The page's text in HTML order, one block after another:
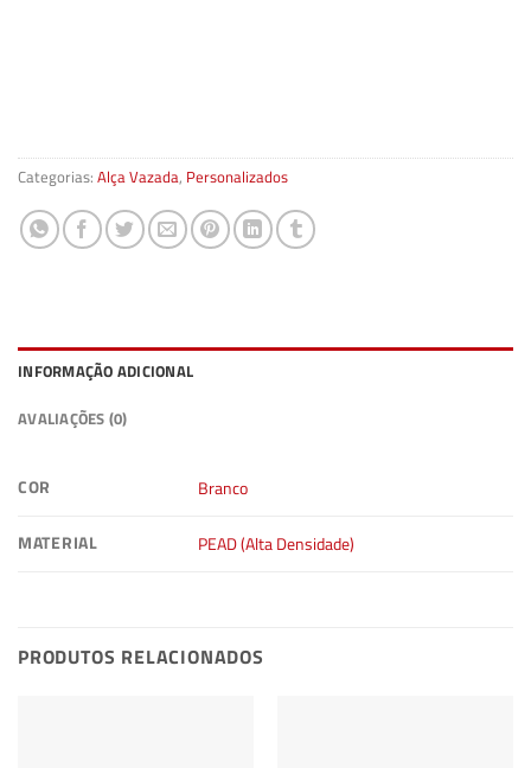
Categorias: Alça Vazada, Personalizados
INFORMAÇÃO ADICIONAL
AVALIAÇÕES (0)
COR Branco
MATERIAL PEAD (Alta Densidade)
PRODUTOS RELACIONADOS